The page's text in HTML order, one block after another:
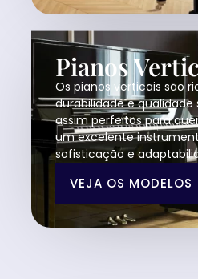
Pianos
Os pianos verticais são
durabilidade e qualidade
assim perfeitos para
um excelente
sofisticação e
VEJA OS MODELOS